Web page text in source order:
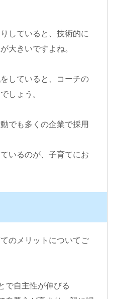
していると、技術的に
大きいですよね。
していると、コーチの
しょう。
でも多くの企業で採用
いるのが、子育てにお
のメリットについてご
で自主性が伸びる